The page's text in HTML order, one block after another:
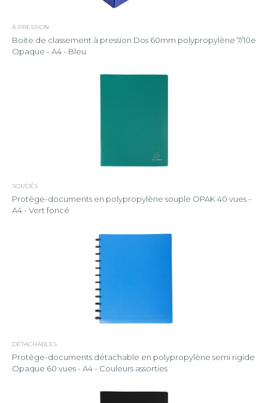
À PRESSION
Boite de classement à pression Dos 60mm polypropylène 7/10e
Opaque - A4 - Bleu
SOUDÉS
Protège-documents en polypropylène souple OPAK 40 vues -
A4 - Vert foncé
DÉTACHABLES
Protège-documents détachable en polypropylène semi rigide
Opaque 60 vues - A4 - Couleurs assorties